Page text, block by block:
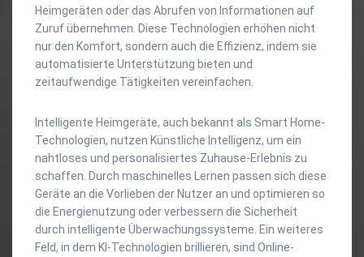
Heimgeräten oder das Abrufen von Informationen auf
Zuruf übernehmen. Diese Technologien erhöhen nicht
nur den Komfort, sondern auch die Effizienz, indem sie
automatisierte Unterstützung bieten und
zeitaufwendige Tätigkeiten vereinfachen.
Intelligente Heimgeräte, auch bekannt als Smart Home-
Technologien, nutzen Künstliche Intelligenz, um ein
nahtloses und personalisiertes Zuhause-Erlebnis zu
schaffen. Durch maschinelles Lernen passen sich diese
Geräte an die Vorlieben der Nutzer an und optimieren so
die Energienutzung oder verbessern die Sicherheit
durch intelligente Überwachungssysteme. Ein weiteres
Feld, in dem KI-Technologien brillieren, sind Online-